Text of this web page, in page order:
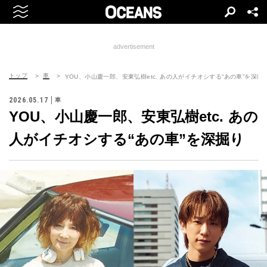
advertisement
トップ 車 YOU、小山慶一郎、安東弘樹etc. あの人がイチオシする“あの車”を深掘
2026.05.17 車
YOU、小山慶一郎、安東弘樹etc. あの
人がイチオシする“あの車”を深掘り